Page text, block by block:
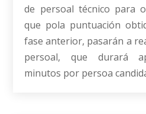
de persoal técnico para
que pola puntuación
fase anterior, pasarán a
persoal, que durará
minutos por persoa